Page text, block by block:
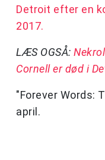
Detroit efter en
2017.
LÆS OGSÅ:
Cornell er død i
"Forever Words:
april.